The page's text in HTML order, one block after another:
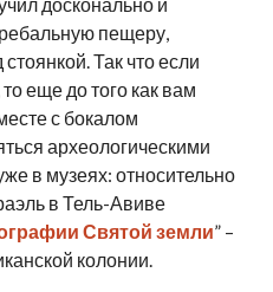
пещеру,
Так что если
еще до того как вам
с бокалом
археологическими
в музеях: относительно
в Тель-Авиве
Святой земли” –
колонии.